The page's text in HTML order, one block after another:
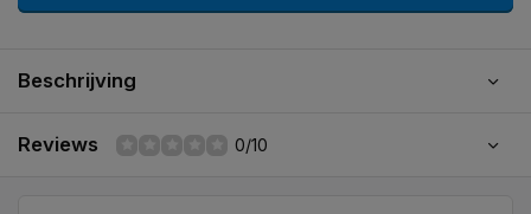
Beschrijving
Reviews 0/10